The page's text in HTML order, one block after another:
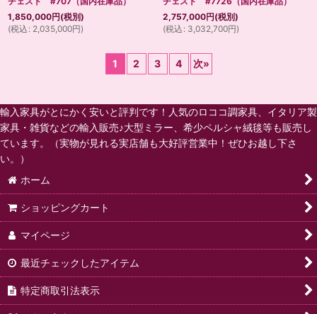
1,850,000円(税別)
(税込 : 2,035,000円)
2,757,000円(税別)
(税込 : 3,032,700円)
1 2 3 4 次»
輸入家具がとにかく安いと評判です！人気のロココ調家具、イタリア製
家具・雑貨などの輸入販売♪大型ミラー、希少ペルシャ絨毯等も販売し
ています。（実物が見れる実店舗も大好評営業中！ぜひお越し下さ
い。）
ホーム
ショッピングカート
マイページ
最近チェックしたアイテム
特定商取引法表示